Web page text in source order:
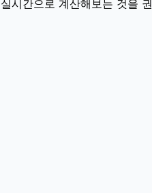
시간으로 계산해보는 것을 권